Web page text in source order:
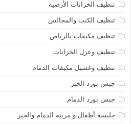
تنظيف الخزانات الأرضية
تنظيف الكنب والمجالس
تنظيف مكيفات بالرياض
تنظيف وعزل الخزانات
تنظيف وغسيل مكيفات الدمام
جبس بورد الخبر
جبس بورد الدمام
جليسة أطفال و مربية الدمام والخبر